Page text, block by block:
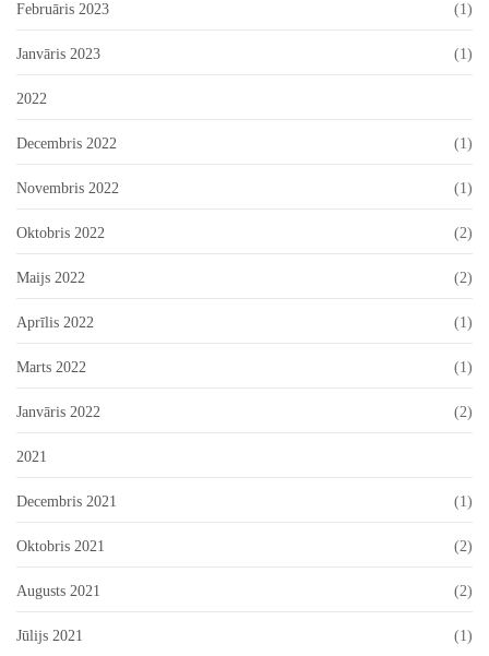
Februāris 2023 (1)
Janvāris 2023 (1)
2022
Decembris 2022 (1)
Novembris 2022 (1)
Oktobris 2022 (2)
Maijs 2022 (2)
Aprīlis 2022 (1)
Marts 2022 (1)
Janvāris 2022 (2)
2021
Decembris 2021 (1)
Oktobris 2021 (2)
Augusts 2021 (2)
Jūlijs 2021 (1)